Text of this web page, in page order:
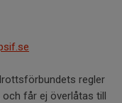
regler
får ej överlåtas till